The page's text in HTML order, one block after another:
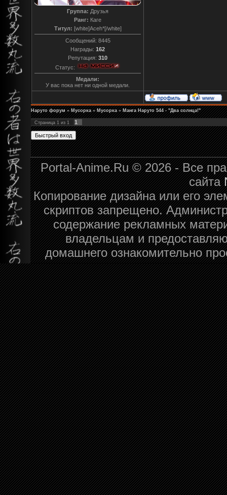
Группа: Друзья
Ранг: Каге
Титул: [white]Aceh*[/white]
Сообщений: 8445
Награды: 162
Репутация: 310
Статус:
Медали:
У вас пока нет ни одной медали.
Наруто форум » Мусорка » Мусорка » Манга Наруто 544 - "Два солнца!"
Страница 1 из 1 1
Portal-Anime.Ru © 2026 - Все
сайта
Копирование дизайна или его
скриптов запрещено.
содержание рекламных
владельцам и
домашнего ознакомительно